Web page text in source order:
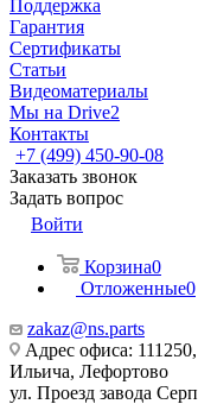
Поддержка
Гарантия
Сертификаты
Статьи
Видеоматериалы
Мы на Drive2
Контакты
+7 (499) 450-90-08
Заказать звонок
Задать вопрос
Войти
Корзина0
Отложенные0
zakaz@ns.parts
Адрес офиса:
Ильича, Лефортово
ул. Проезд завода